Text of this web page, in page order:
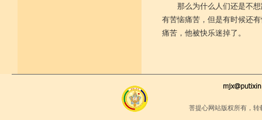
那么为什么人们还是不
有苦恼痛苦，但是有时候还
痛苦，他被快乐迷掉了。
菩提心网站版权所有，